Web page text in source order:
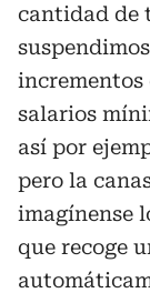
cantidad de
incrementos
salarios
así por
pero la
imagínense
que recoge